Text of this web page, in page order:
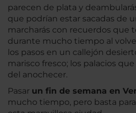
parecen de plata y
que podrían estar sacadas de
marcharás con recuerdos que
durante mucho tiempo al
los pasos en un callejón
marisco fresco; los palacios
del anochecer.
Pasar un fin de semana en
mucho tiempo, pero basta